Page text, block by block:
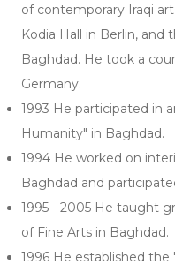
of contemporary Iraqi
Kodia Hall in Berlin, and
Baghdad. He took a
Germany.
1993 He participated in
Humanity" in Baghdad.
1994 He worked on
Baghdad and
1995 - 2005 He taught
of Fine Arts in Baghdad.
1996 He established